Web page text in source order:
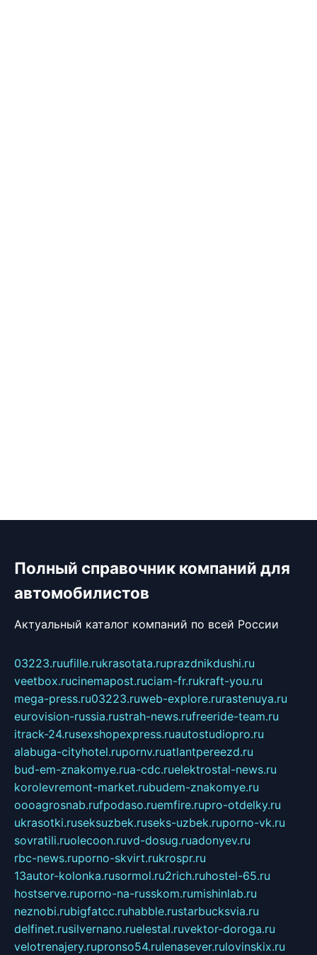
Полный справочник компаний для
автомобилистов
Актуальный каталог компаний по всей России
03223.ruufille.rukrasotata.ruprazdnikdushi.ru
veetbox.rucinemapost.ruciam-fr.rukraft-you.ru
mega-press.ru03223.ruweb-explore.rurastenuya.ru
eurovision-russia.rustrah-news.rufreeride-team.ru
itrack-24.rusexshopexpress.ruautostudiopro.ru
alabuga-cityhotel.rupornv.ruatlantpereezd.ru
bud-em-znakomye.rua-cdc.ruelektrostal-news.ru
korolevremont-market.rubudem-znakomye.ru
oooagrosnab.rufpodaso.ruemfire.rupro-otdelky.ru
ukrasotki.ruseksuzbek.ruseks-uzbek.ruporno-vk.ru
sovratili.ruolecoon.ruvd-dosug.ruadonyev.ru
rbc-news.ruporno-skvirt.rukrospr.ru
13autor-kolonka.rusormol.ru2rich.ruhostel-65.ru
hostserve.ruporno-na-russkom.rumishinlab.ru
neznobi.rubigfatcc.ruhabble.rustarbucksvia.ru
delfinet.rusilvernano.ruelestal.ruvektor-doroga.ru
velotrenajery.rupronso54.rulenasever.rulovinskix.ru